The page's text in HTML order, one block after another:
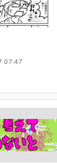
とや、得ら
です。
07:47